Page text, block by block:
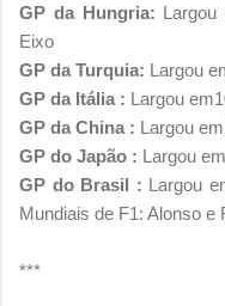
GP da Hungria:
Eixo
GP da Turquia: Largou
GP da Itália : Largou
GP da China : Largou em
GP do Japão : Largou em
GP do Brasil : Largou
Mundiais de F1: Alonso e
***